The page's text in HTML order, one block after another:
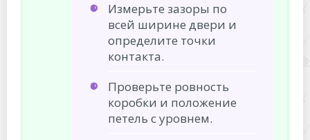
Измерьте зазоры по
всей ширине двери и
определите точки
контакта.
Проверьте ровность
коробки и положение
петель с уровнем.